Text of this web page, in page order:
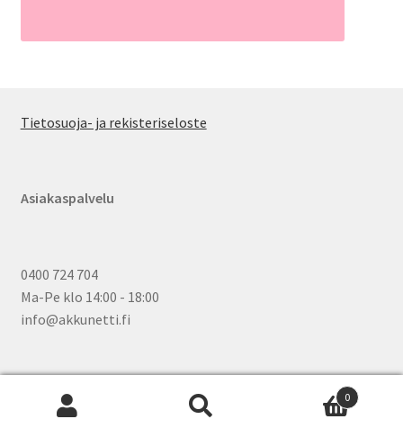
Tietosuoja- ja rekisteriseloste
Asiakaspalvelu
0400 724 704
Ma-Pe klo 14:00 - 18:00
info@akkunetti.fi
0